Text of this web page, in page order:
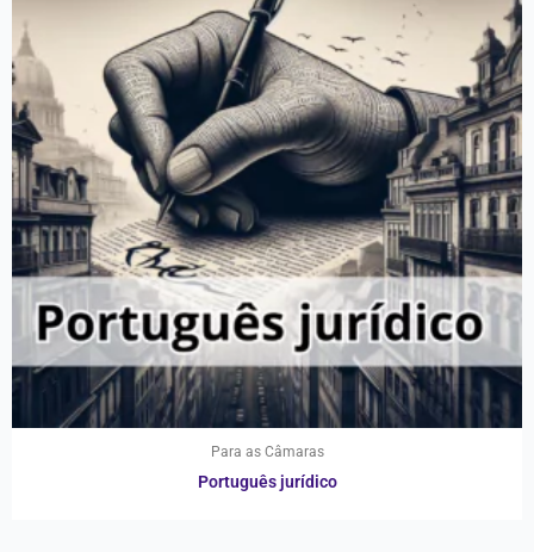
Para as Câmaras
Português jurídico